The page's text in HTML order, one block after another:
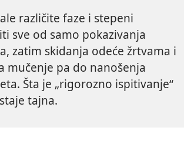
različite faze i stepeni
sve od samo pokazivanja
zatim skidanja odeće žrtvama i
mučenje pa do nanošenja
Šta je „rigorozno ispitivanje“
tajna.